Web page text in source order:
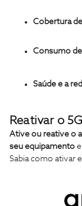
Cobertura
Consumo de
Saúde e a
Reativar o
Ative ou reative o
seu equipamento
Sabia como ativar